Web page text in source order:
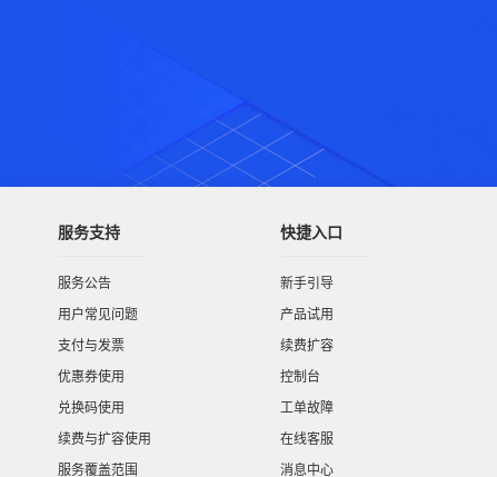
服务支持
服务公告
用户常见问题
支付与发票
优惠券使用
兑换码使用
续费与扩容使用
服务覆盖范围
快捷入口
新手引导
产品试用
续费扩容
控制台
工单故障
在线客服
消息中心